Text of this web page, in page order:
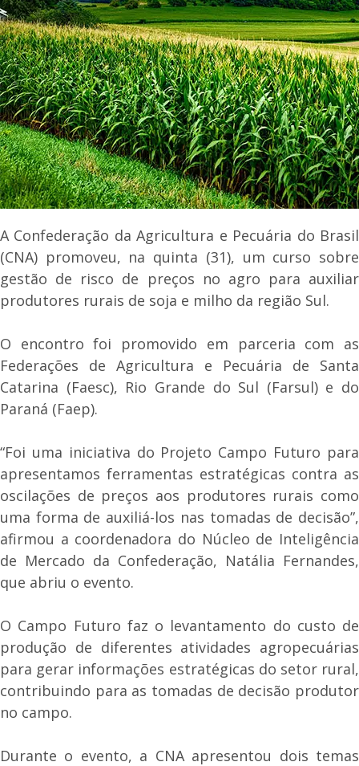
A Confederação da Agricultura e Pecuária do Brasil
(CNA) promoveu, na quinta (31), um curso sobre
gestão de risco de preços no agro para auxiliar
produtores rurais de soja e milho da região Sul.
O encontro foi promovido em parceria com as
Federações de Agricultura e Pecuária de Santa
Catarina (Faesc), Rio Grande do Sul (Farsul) e do
Paraná (Faep).
“Foi uma iniciativa do Projeto Campo Futuro para
apresentamos ferramentas estratégicas contra as
oscilações de preços aos produtores rurais como
uma forma de auxiliá-los nas tomadas de decisão”,
afirmou a coordenadora do Núcleo de Inteligência
de Mercado da Confederação, Natália Fernandes,
que abriu o evento.
O Campo Futuro faz o levantamento do custo de
produção de diferentes atividades agropecuárias
para gerar informações estratégicas do setor rural,
contribuindo para as tomadas de decisão produtor
no campo.
Durante o evento, a CNA apresentou dois temas